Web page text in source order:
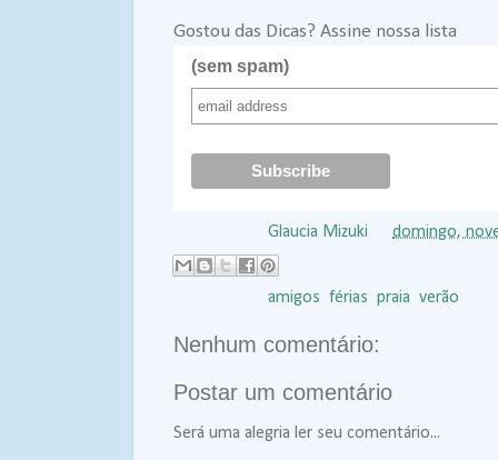
Gostou das Dicas? Assine nossa lista
(sem spam)
Glaucia Mizuki domingo,
amigos férias praia verão
Nenhum comentário:
Postar um comentário
Será uma alegria ler seu comentário...